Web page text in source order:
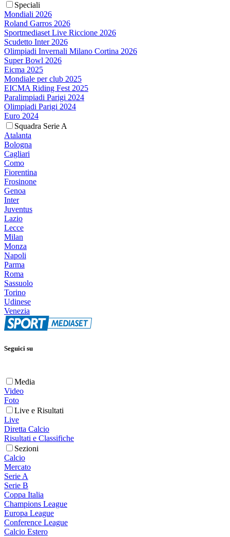
Speciali
Mondiali 2026
Roland Garros 2026
Sportmediaset Live Riccione 2026
Scudetto Inter 2026
Olimpiadi Invernali Milano Cortina 2026
Super Bowl 2026
Eicma 2025
Mondiale per club 2025
EICMA Riding Fest 2025
Paralimpiadi Parigi 2024
Olimpiadi Parigi 2024
Euro 2024
Squadra Serie A
Atalanta
Bologna
Cagliari
Como
Fiorentina
Frosinone
Genoa
Inter
Juventus
Lazio
Lecce
Milan
Monza
Napoli
Parma
Roma
Sassuolo
Torino
Udinese
Venezia
Seguici su
Media
Video
Foto
Live e Risultati
Live
Diretta Calcio
Risultati e Classifiche
Sezioni
Calcio
Mercato
Serie A
Serie B
Coppa Italia
Champions League
Europa League
Conference League
Calcio Estero